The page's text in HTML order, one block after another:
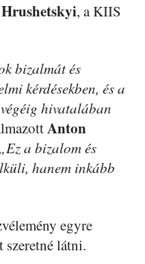
, a KIIS
bizalmát és
kérdésekben, és a
hivatalában
Anton
„Ez a bizalom és
hanem inkább
egyre
látni.